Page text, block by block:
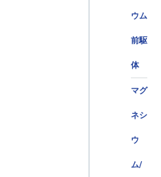
ウム
前駆
体
マグ
ネシ
ウ
ム/